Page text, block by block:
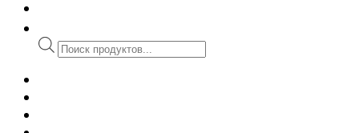
Поиск
товаров